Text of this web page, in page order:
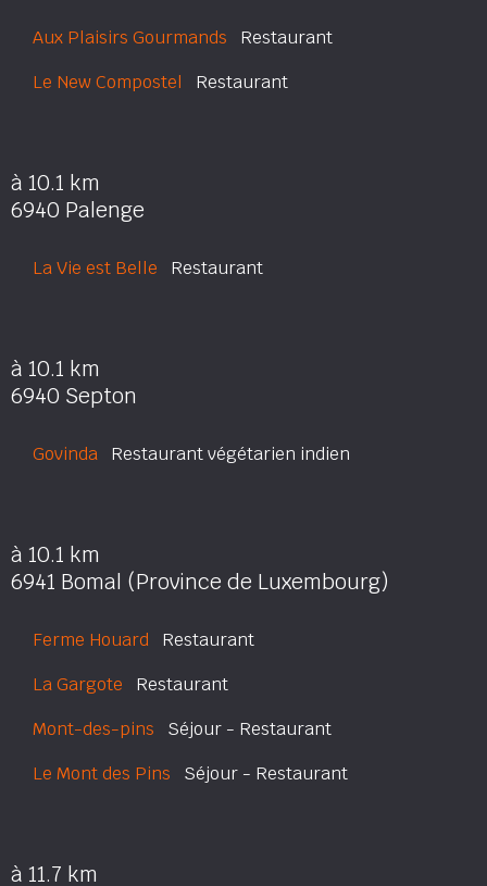
Aux Plaisirs Gourmands Restaurant
Le New Compostel Restaurant
à 10.1 km
6940 Palenge
La Vie est Belle Restaurant
à 10.1 km
6940 Septon
Govinda Restaurant végétarien indien
à 10.1 km
6941 Bomal (Province de Luxembourg)
Ferme Houard Restaurant
La Gargote Restaurant
Mont-des-pins Séjour - Restaurant
Le Mont des Pins Séjour - Restaurant
à 11.7 km